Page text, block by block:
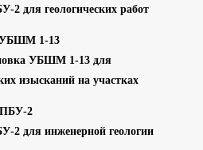
2 для геологических работ
УБШМ 1-13 для
изысканий на участках
2 для инженерной геологии